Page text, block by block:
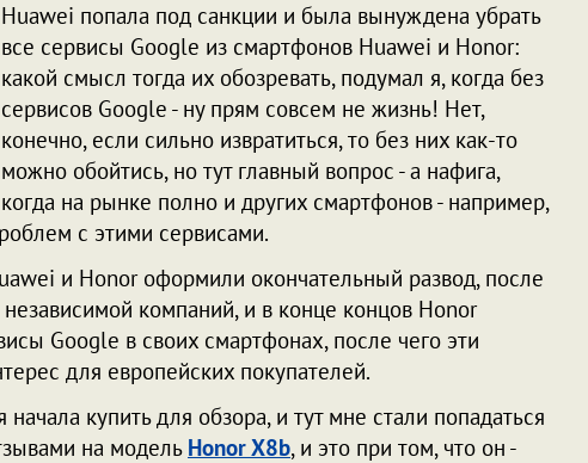
Huawei попала под санкции и была вынуждена убрать
все сервисы Google из смартфонов Huawei и Honor:
какой смысл тогда их обозревать, подумал я, когда без
сервисов Google - ну прям совсем не жизнь! Нет,
конечно, если сильно извратиться, то без них как-то
можно обойтись, но тут главный вопрос - а нафига,
когда на рынке полно и других смартфонов - например,
с этими сервисами.
и Honor оформили окончательный развод, после
компаний, и в конце концов Honor
Google в своих смартфонах, после чего эти
для европейских покупателей.
купить для обзора, и тут мне стали попадаться
на модель Honor X8b, и это при том, что он -